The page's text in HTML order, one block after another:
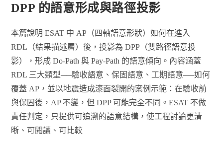
DPP 的語意形成與路徑投影
本篇說明 ESAT 中 AP（四軸語意形狀）如何在進入
RDL（結果描述層）後，投影為 DPP（雙路徑語意投
影），形成 Do-Path 與 Pay-Path 的語意傾向。內容涵蓋
RDL 三大類型──驗收語意、保固語意、工期語意──如何
覆蓋 AP，並以地震造成漆面裂開的案例示範：在驗收前
與保固後，AP 不變，但 DPP 可能完全不同。ESAT 不做
責任判定，只提供可追溯的語意結構，使工程討論更清
晰、可閱讀、可比較